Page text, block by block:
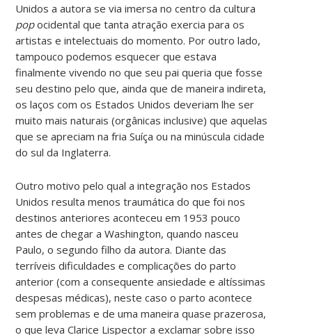
Unidos a autora se via imersa no centro da cultura
popocidental que tanta atração exercia para os
artistas e intelectuais do momento. Por outro lado,
tampouco podemos esquecer que estava
finalmente vivendo no que seu pai queria que fosse
seu destino pelo que, ainda que de maneira indireta,
os laços com os Estados Unidos deveriam lhe ser
muito mais naturais (orgânicas inclusive) que aquelas
que se apreciam na fria Suíça ou na minúscula cidade
do sul da Inglaterra.
Outro motivo pelo qual a integração nos Estados
Unidos resulta menos traumática do que foi nos
destinos anteriores aconteceu em 1953 pouco
antes de chegar a Washington, quando nasceu
Paulo, o segundo filho da autora. Diante das
terríveis dificuldades e complicações do parto
anterior (com a consequente ansiedade e altíssimas
despesas médicas), neste caso o parto acontece
sem problemas e de uma maneira quase prazerosa,
o que leva Clarice Lispector a exclamar sobre isso